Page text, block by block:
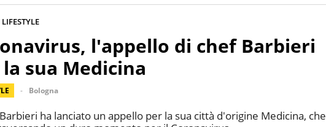
LIFESTYLE
l'appello di chef Barbieri
sua Medicina
Bologna
ha lanciato un appello per la sua città d'origine Medicina, che